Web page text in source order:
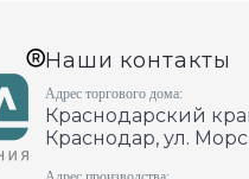
Наши контакты
Адрес торгового дома:
Краснодарский
Краснодар, ул.